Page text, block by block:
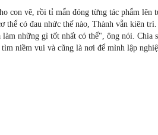
con vẽ, rồi tỉ mẩn đóng từng tác phẩm
thể có đau nhức thế nào, Thành vẫn kiên
những gì tốt nhất có thể", ông nói.
niềm vui và cũng là nơi để mình lập